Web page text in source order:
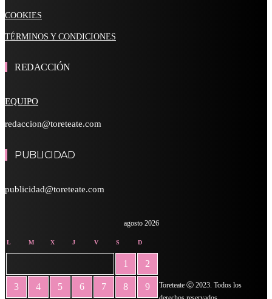
COOKIES
TÉRMINOS Y CONDICIONES
REDACCIÓN
EQUIPO
redaccion@toreteate.com
PUBLICIDAD
publicidad@toreteate.com
agosto 2026
L M X J V S D
1 2
3 4 5 6 7 8 9
Toreteate Ⓒ 2023. Todos los